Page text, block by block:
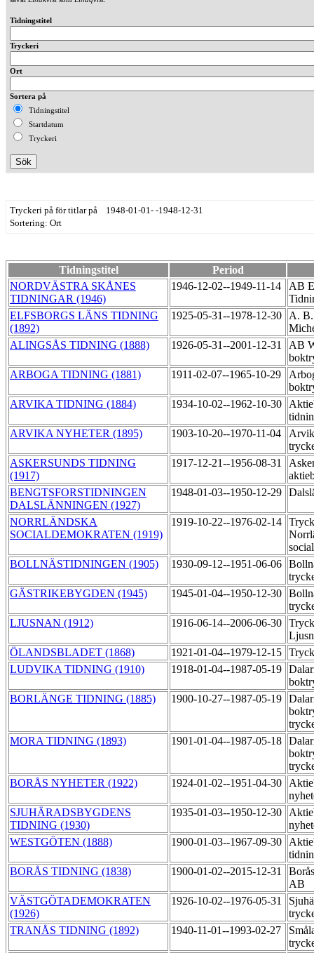
Tidningstitel
Tryckeri
Ort
Sortera på
Tidningstitel
Startdatum
Tryckeri
Tryckeri på för titlar på 1948-01-01- -1948-12-31
Sortering: Ort
Tidningstitel
Period
NORDVÄSTRA SKÅNES
TIDNINGAR (1946)
1946-12-02--1949-11-14
AB
ELFSBORGS LÄNS TIDNING
(1892)
1925-05-31--1978-12-30
A.
ALINGSÅS TIDNING (1888)
1926-05-31--2001-12-31
AB
ARBOGA TIDNING (1881)
1911-02-07--1965-10-29
ARVIKA TIDNING (1884)
1934-10-02--1962-10-30
ARVIKA NYHETER (1895)
1903-10-20--1970-11-04
ASKERSUNDS TIDNING
(1917)
1917-12-21--1956-08-31
BENGTSFORSTIDNINGEN
DALSLÄNNINGEN (1927)
1948-01-03--1950-12-29
NORRLÄNDSKA
SOCIALDEMOKRATEN (1919)
1919-10-22--1976-02-14
BOLLNÄSTIDNINGEN (1905)
1930-09-12--1951-06-06
GÄSTRIKEBYGDEN (1945)
1945-01-04--1950-12-30
LJUSNAN (1912)
1916-06-14--2006-06-30
ÖLANDSBLADET (1868)
1921-01-04--1979-12-15
LUDVIKA TIDNING (1910)
1918-01-04--1987-05-19
BORLÄNGE TIDNING (1885)
1900-10-27--1987-05-19
MORA TIDNING (1893)
1901-01-04--1987-05-18
BORÅS NYHETER (1922)
1924-01-02--1951-04-30
SJUHÄRADSBYGDENS
TIDNING (1930)
1935-01-03--1950-12-30
WESTGÖTEN (1888)
1900-01-03--1967-09-30
BORÅS TIDNING (1838)
1900-01-02--2015-12-31
AB
VÄSTGÖTADEMOKRATEN
(1926)
1926-10-02--1976-05-31
TRANÅS TIDNING (1892)
1940-11-01--1993-02-27